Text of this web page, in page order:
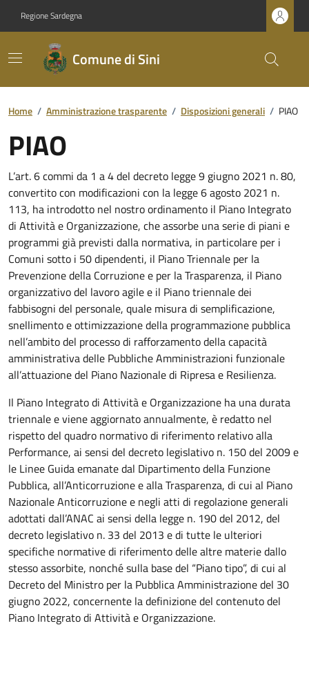
Regione Sardegna
Comune di Sini
Home / Amministrazione trasparente / Disposizioni generali / PIAO
PIAO
L’art. 6 commi da 1 a 4 del decreto legge 9 giugno 2021 n. 80,
convertito con modificazioni con la legge 6 agosto 2021 n.
113, ha introdotto nel nostro ordinamento il Piano Integrato
di Attività e Organizzazione, che assorbe una serie di piani e
programmi già previsti dalla normativa, in particolare per i
Comuni sotto i 50 dipendenti, il Piano Triennale per la
Prevenzione della Corruzione e per la Trasparenza, il Piano
organizzativo del lavoro agile e il Piano triennale dei
fabbisogni del personale, quale misura di semplificazione,
snellimento e ottimizzazione della programmazione pubblica
nell’ambito del processo di rafforzamento della capacità
amministrativa delle Pubbliche Amministrazioni funzionale
all’attuazione del Piano Nazionale di Ripresa e Resilienza.
Il Piano Integrato di Attività e Organizzazione ha una durata
triennale e viene aggiornato annualmente, è redatto nel
rispetto del quadro normativo di riferimento relativo alla
Performance, ai sensi del decreto legislativo n. 150 del 2009 e
le Linee Guida emanate dal Dipartimento della Funzione
Pubblica, all’Anticorruzione e alla Trasparenza, di cui al Piano
Nazionale Anticorruzione e negli atti di regolazione generali
adottati dall’ANAC ai sensi della legge n. 190 del 2012, del
decreto legislativo n. 33 del 2013 e di tutte le ulteriori
specifiche normative di riferimento delle altre materie dallo
stesso assorbite, nonché sulla base del “Piano tipo”, di cui al
Decreto del Ministro per la Pubblica Amministrazione del 30
giugno 2022, concernente la definizione del contenuto del
Piano Integrato di Attività e Organizzazione.